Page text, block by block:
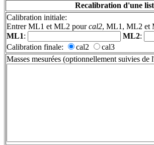
Recalibration d'une
Calibration initiale:
Entrer ML1 et ML2 pourcal2, ML1, ML2 et
ML1: ML2:
Calibration finale:
cal2
cal3
Masses mesurées (optionnellement suivies